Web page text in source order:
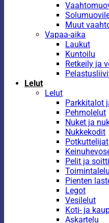
Muut
Vapaa-aika
Laukut
Kuntoilu
Retkeily ja
Lelut
Lelut
Parkkitalot
Pehmolelut
Nuket ja
Nukkekodit
Potkuttelijat
Pelit ja
Pienten
Legot
Vesilelut
Koti- ja
Askartelu